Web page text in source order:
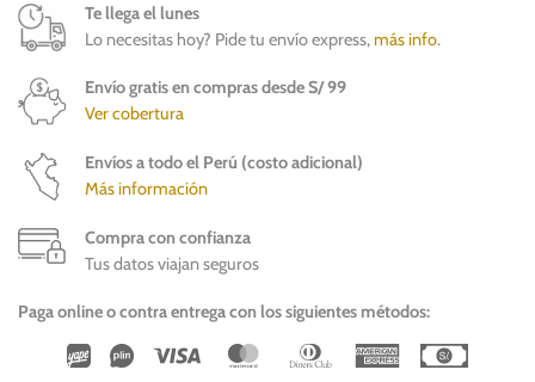
Te llega el lunes
Lo necesitas hoy? Pide tu envío express,más info.
Envío gratis en compras desde S/ 99
Ver cobertura
Envíos a todo el Perú (costo adicional)
Más información
Compra con confianza
Tus datos viajan seguros
Paga online o contra entrega con los siguientes métodos:
Wirecard
Vipps Visa MasterCardDinners
American